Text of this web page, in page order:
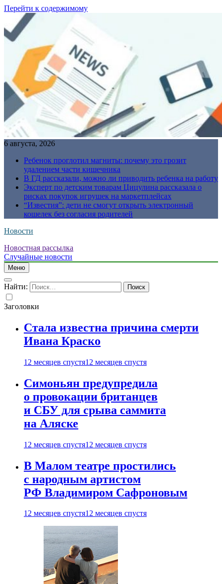
Перейти к содержимому
6 августа, 2026
Ребенок проглотил магниты: почему это грозит
удалением части кишечника
В ГД рассказали, можно ли приводить ребенка на работу
Эксперт по детским товарам Цицулина рассказала о
рисках покупок игрушек на маркетплейсах
“Известия”: дети не смогут открыть электронный
кошелек без согласия родителей
Новости
Новостная рассылка
Случайные новости
Меню
Найти:
Заголовки
Стала известна причина смерти
Ивана Краско
12 месяцев спустя12 месяцев спустя
Симоньян предупредила
о провокации британцев
и СБУ для срыва саммита
на Аляске
12 месяцев спустя12 месяцев спустя
В Малом театре простились
с народным артистом
РФ Владимиром Сафроновым
12 месяцев спустя12 месяцев спустя